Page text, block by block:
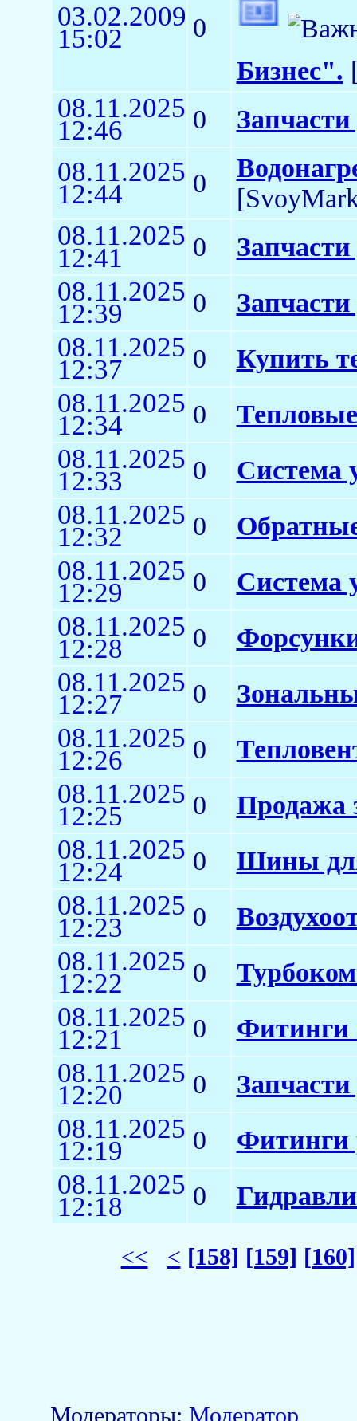
03.02.2009
15:02
0
Бизнес".
08.11.2025
12:46 0
08.11.2025
12:44 0
08.11.2025
12:41 0
08.11.2025
12:39 0
08.11.2025
12:37 0 Купить
08.11.2025
12:34 0
08.11.2025
12:33 0 Система
08.11.2025
12:32 0
08.11.2025
12:29 0 Система
08.11.2025
12:28 0
08.11.2025
12:27 0
08.11.2025
12:26 0
08.11.2025
12:25 0 Продажа
08.11.2025
12:24 0 Шины
08.11.2025
12:23 0
08.11.2025
12:22 0
08.11.2025
12:21 0 Фитинги
08.11.2025
12:20 0
08.11.2025
12:19 0 Фитинги
08.11.2025
12:18 0
<< < [158] [159] [160]
Модераторы:Модератор